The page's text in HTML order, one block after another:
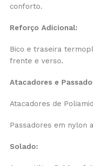
conforto.
Reforço Adicional:
Bico e traseira
frente e verso.
Atacadores e
Atacadores de
Passadores em nylon
Solado: